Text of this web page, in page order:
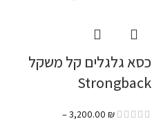
כסא גלגלים קל משקל
Strongback
3,200.00 ₪
–